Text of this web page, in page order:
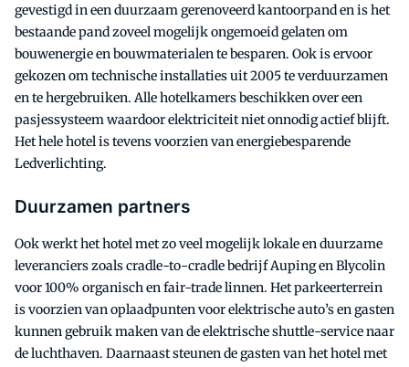
gevestigd in een duurzaam gerenoveerd kantoorpand en is het
bestaande pand zoveel mogelijk ongemoeid gelaten om
bouwenergie en bouwmaterialen te besparen. Ook is ervoor
gekozen om technische installaties uit 2005 te verduurzamen
en te hergebruiken. Alle hotelkamers beschikken over een
pasjessysteem waardoor elektriciteit niet onnodig actief blijft.
Het hele hotel is tevens voorzien van energiebesparende
Ledverlichting.
Duurzamen partners
Ook werkt het hotel met zo veel mogelijk lokale en duurzame
leveranciers zoals cradle-to-cradle bedrijf Auping en Blycolin
voor 100% organisch en fair-trade linnen. Het parkeerterrein
is voorzien van oplaadpunten voor elektrische auto’s en gasten
kunnen gebruik maken van de elektrische shuttle-service naar
de luchthaven. Daarnaast steunen de gasten van het hotel met